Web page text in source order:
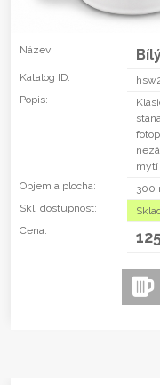
Název:
Katalog ID:
Popis:
mytí
Objem a plocha:
300
Skl. dostupnost:
Cena: